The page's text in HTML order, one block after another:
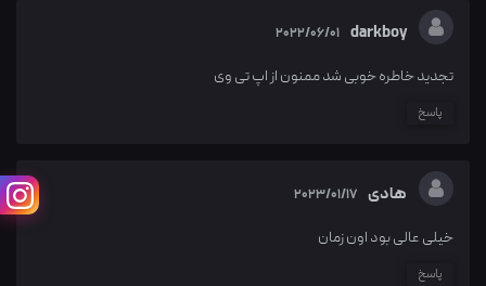
darkboy
2022/06/01
تجدید خاطره خوبی شد ممنون از اپ تی وی
پاسخ
هادی 2023/01/17
خیلی عالی بود اون زمان
پاسخ